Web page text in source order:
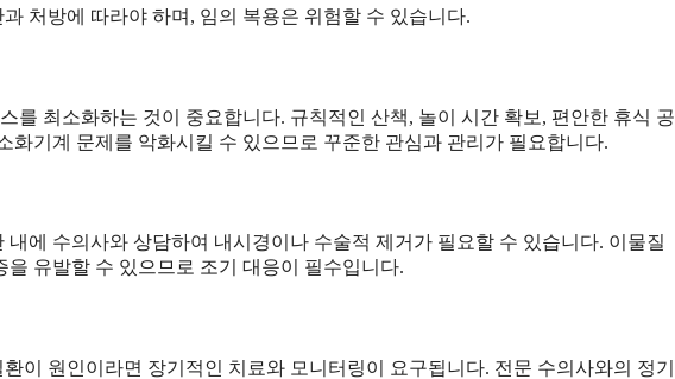
처방에 따라야 하며, 임의 복용은 위험할 수 있습니다.
를 최소화하는 것이 중요합니다. 규칙적인 산책, 놀이 시간 확보, 편안한 휴식 공
화기계 문제를 악화시킬 수 있으므로 꾸준한 관심과 관리가 필요합니다.
에 수의사와 상담하여 내시경이나 수술적 제거가 필요할 수 있습니다. 이물질
유발할 수 있으므로 조기 대응이 필수입니다.
이 원인이라면 장기적인 치료와 모니터링이 요구됩니다. 전문 수의사와의 정기